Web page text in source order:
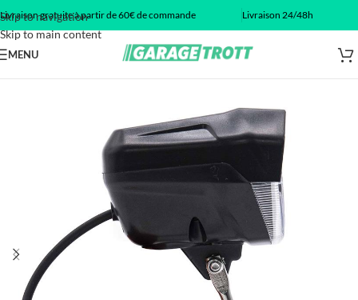
Skip to navigation
Skip to main content
Livraison gratuite à partir de 60€ de commande Livraison 24/48h
MENU